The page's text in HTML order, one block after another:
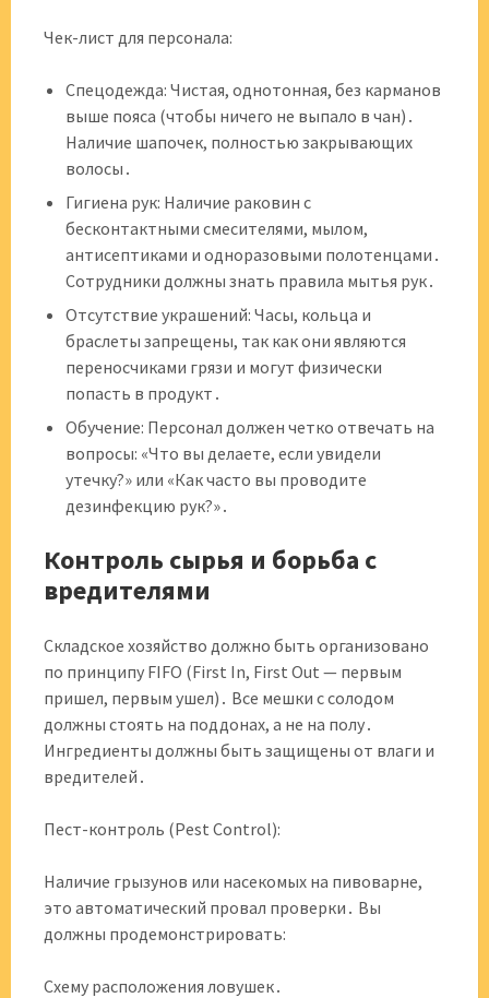
Чек-лист для персонала:
Спецодежда: Чистая, однотонная, без карманов
выше пояса (чтобы ничего не выпало в чан)․
Наличие шапочек, полностью закрывающих
волосы․
Гигиена рук: Наличие раковин с
бесконтактными смесителями, мылом,
антисептиками и одноразовыми полотенцами․
Сотрудники должны знать правила мытья рук․
Отсутствие украшений: Часы, кольца и
браслеты запрещены, так как они являются
переносчиками грязи и могут физически
попасть в продукт․
Обучение: Персонал должен четко отвечать на
вопросы: «Что вы делаете, если увидели
утечку?» или «Как часто вы проводите
дезинфекцию рук?»․
Контроль сырья и борьба с
вредителями
Складское хозяйство должно быть организовано
по принципу FIFO (First In, First Out — первым
пришел, первым ушел)․ Все мешки с солодом
должны стоять на поддонах, а не на полу․
Ингредиенты должны быть защищены от влаги и
вредителей․
Пест-контроль (Pest Control):
Наличие грызунов или насекомых на пивоварне,
это автоматический провал проверки․ Вы
должны продемонстрировать:
Схему расположения ловушек․